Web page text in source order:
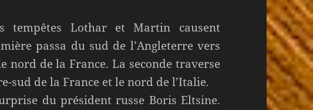
tempêtes Lothar et Martin causent
passa du sud de l’Angleterre vers
nord de la France. La seconde traverse
sud de la France et le nord de l’Italie.
du président russe Boris Eltsine.